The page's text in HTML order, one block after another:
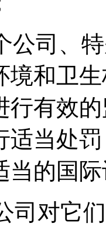
公司、
境和卫
行有效
适当处
当的国
司对它